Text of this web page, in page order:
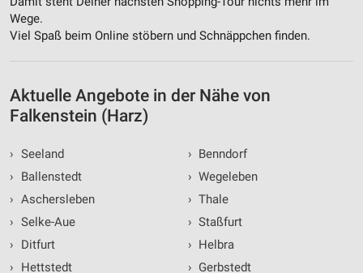
Wege.
Viel Spaß beim Online stöbern und Schnäppchen finden.
Aktuelle Angebote in der Nähe von
Falkenstein (Harz)
› Seeland
›
Ballenstedt
› Aschersleben
› Selke-Aue
›
Ditfurt
›
Hettstedt
› Benndorf
› Wegeleben
› Thale
› Staßfurt
› Helbra
› Gerbstedt